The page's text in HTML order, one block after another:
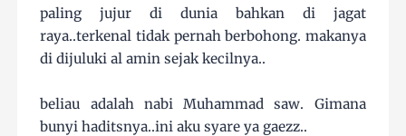
paling jujur di dunia bahkan di jagat
raya..terkenal tidak pernah berbohong. makanya
di dijuluki al amin sejak kecilnya..
beliau adalah nabi Muhammad saw. Gimana
bunyi haditsnya..ini aku syare ya gaezz..